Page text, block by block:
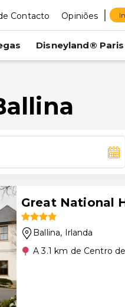
Contacto Opiniões
Disneyland® Paris
Great National
Ballina, Irlanda
A 3.1 km de Centro